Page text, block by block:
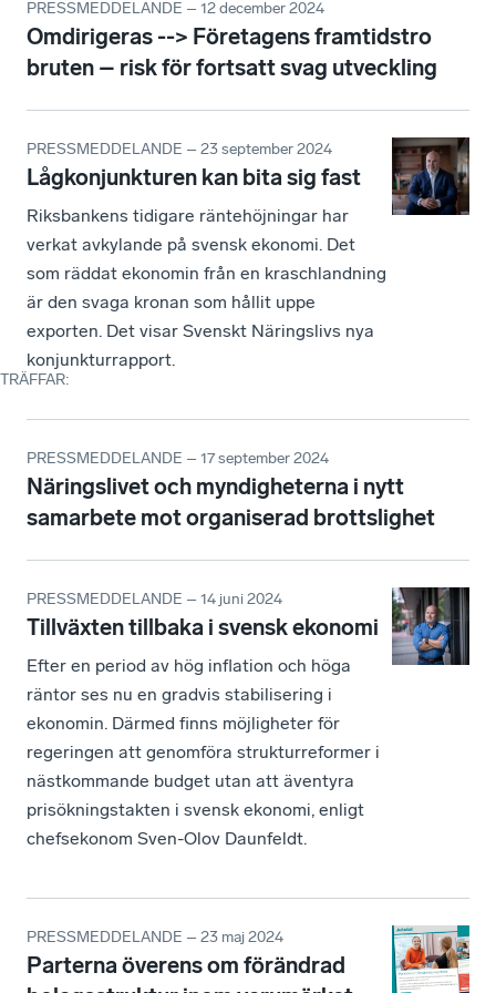
TRÄFFAR:
PRESSMEDDELANDE – 12 december 2024
Omdirigeras --> Företagens framtidstro
bruten – risk för fortsatt svag utveckling
PRESSMEDDELANDE – 23 september 2024
Lågkonjunkturen kan bita sig fast
Riksbankens tidigare räntehöjningar har
verkat avkylande på svensk ekonomi. Det
som räddat ekonomin från en kraschlandning
är den svaga kronan som hållit uppe
exporten. Det visar Svenskt Näringslivs nya
konjunkturrapport.
PRESSMEDDELANDE – 17 september 2024
Näringslivet och myndigheterna i nytt
samarbete mot organiserad brottslighet
PRESSMEDDELANDE – 14 juni 2024
Tillväxten tillbaka i svensk ekonomi
Efter en period av hög inflation och höga
räntor ses nu en gradvis stabilisering i
ekonomin. Därmed finns möjligheter för
regeringen att genomföra strukturreformer i
nästkommande budget utan att äventyra
prisökningstakten i svensk ekonomi, enligt
chefsekonom Sven-Olov Daunfeldt.
PRESSMEDDELANDE – 23 maj 2024
Parterna överens om förändrad